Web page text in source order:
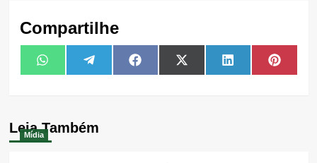
Compartilhe
Share
on
WhatsAppShare
on
TelegramShare
on
FacebookShare
on
X
(Twitter)
Share
on
LinkedIn Share
on
Leia Também
Mídia